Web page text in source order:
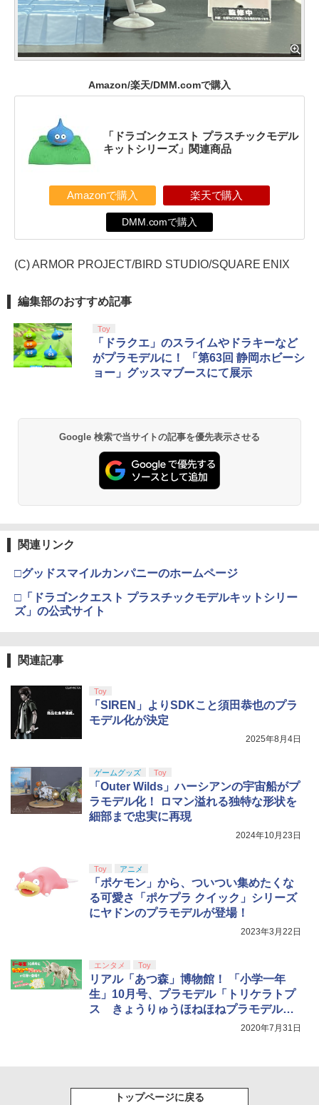
Amazon/楽天/DMM.comで購入
「ドラゴンクエスト プラスチックモデル
キットシリーズ」関連商品
Amazonで購入 楽天で購入
DMM.comで購入
(C) ARMOR PROJECT/BIRD STUDIO/SQUARE ENIX
編集部のおすすめ記事
Toy
「ドラクエ」のスライムやドラキーなど
がプラモデルに！ 「第63回 静岡ホビーシ
ョー」グッスマブースにて展示
Google 検索で当サイトの記事を優先表示させる
関連リンク
□グッドスマイルカンパニーのホームページ
□「ドラゴンクエスト プラスチックモデルキットシリー
ズ」の公式サイト
関連記事
Toy
「SIREN」よりSDKこと須田恭也のプラ
モデル化が決定
2025年8月4日
ゲームグッズ Toy
「Outer Wilds」ハーシアンの宇宙船がプ
ラモデル化！ ロマン溢れる独特な形状を
細部まで忠実に再現
2024年10月23日
Toy アニメ
「ポケモン」から、ついつい集めたくな
る可愛さ「ポケプラ クイック」シリーズ
にヤドンのプラモデルが登場！
2023年3月22日
エンタメ Toy
リアル「あつ森」博物館！ 「小学一年
生」10月号、プラモデル「トリケラトプ
ス きょうりゅうほねほねプラモデル」
2020年7月31日
トップページに戻る